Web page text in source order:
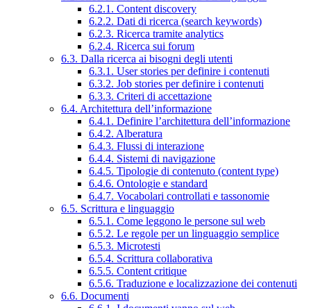
6.2.1. Content discovery
6.2.2. Dati di ricerca (search keywords)
6.2.3. Ricerca tramite analytics
6.2.4. Ricerca sui forum
6.3. Dalla ricerca ai bisogni degli utenti
6.3.1. User stories per definire i contenuti
6.3.2. Job stories per definire i contenuti
6.3.3. Criteri di accettazione
6.4. Architettura dell’informazione
6.4.1. Definire l’architettura dell’informazione
6.4.2. Alberatura
6.4.3. Flussi di interazione
6.4.4. Sistemi di navigazione
6.4.5. Tipologie di contenuto (content type)
6.4.6. Ontologie e standard
6.4.7. Vocabolari controllati e tassonomie
6.5. Scrittura e linguaggio
6.5.1. Come leggono le persone sul web
6.5.2. Le regole per un linguaggio semplice
6.5.3. Microtesti
6.5.4. Scrittura collaborativa
6.5.5. Content critique
6.5.6. Traduzione e localizzazione dei contenuti
6.6. Documenti